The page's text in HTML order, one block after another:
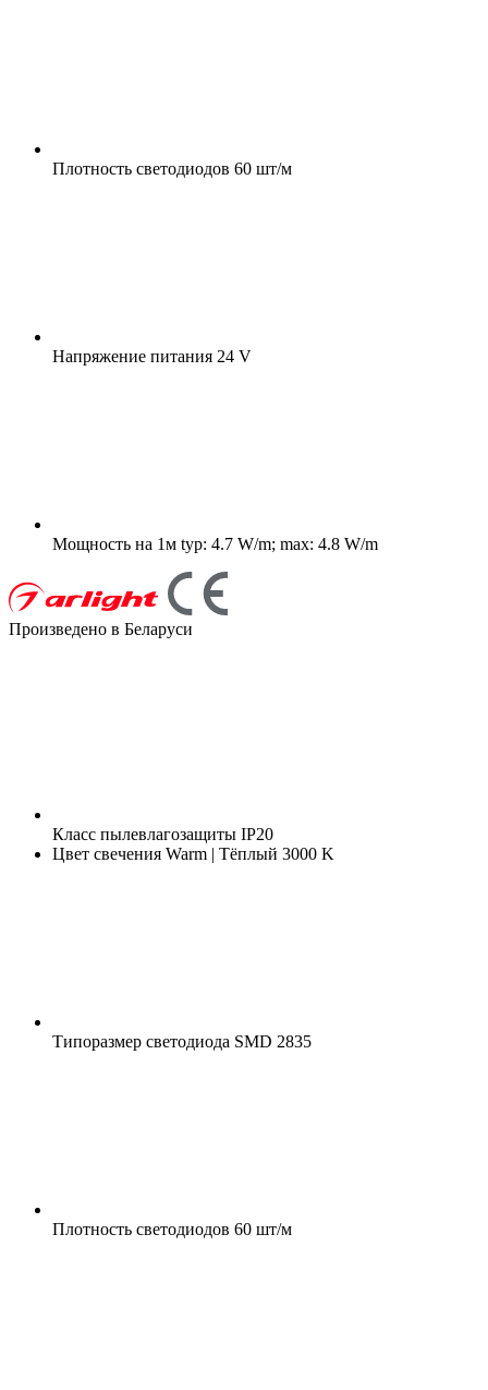
Плотность светодиодов 60 шт/м
Напряжение питания 24 V
Мощность на 1м typ: 4.7 W/m; max: 4.8 W/m
Произведено в Беларуси
Класс пылевлагозащиты IP20
Цвет свечения Warm | Тёплый 3000 K
Типоразмер светодиода SMD 2835
Плотность светодиодов 60 шт/м